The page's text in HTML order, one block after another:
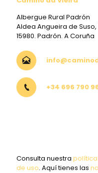
Albergue Rural Padrón
Aldea Angueira de Suso,
15980. Padrón. A Coruña
+34 696 790
Consulta nuestra
de uso. Aquí tienes las